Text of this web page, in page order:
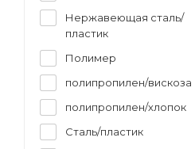
Нержавеющая сталь/
пластик
Полимер
полипропилен/вискоза
полипропилен/хлопок
Сталь/пластик